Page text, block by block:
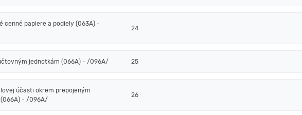
cenné papiere a podiely (063A) -
24
jednotkám (066A) - /096A/ 25
účasti okrem prepojeným
- /096A/
26